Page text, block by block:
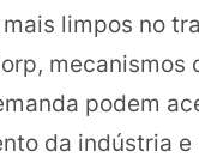
limpos no
mecanismos
podem
da indústria e